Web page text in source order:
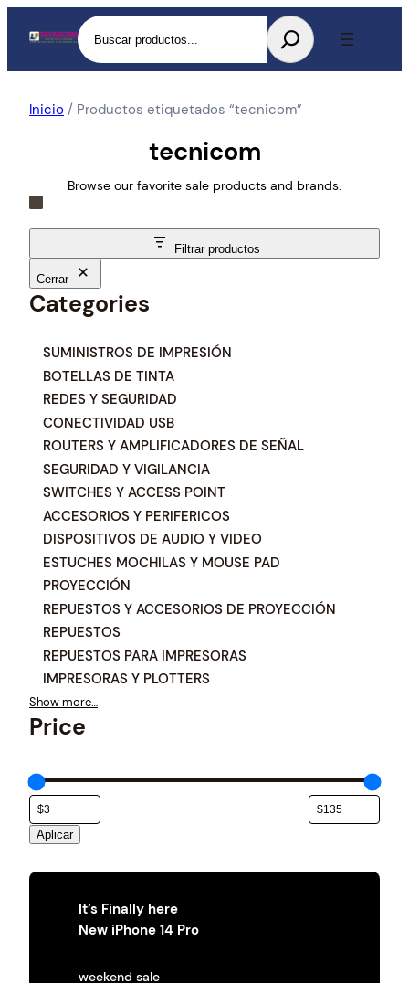
Buscar
Inicio / Productos etiquetados “tecnicom”
tecnicom
Browse our favorite sale products and brands.
Filtrar productos
Cerrar
Categories
SUMINISTROS DE IMPRESIÓN
BOTELLAS DE TINTA
REDES Y SEGURIDAD
CONECTIVIDAD USB
ROUTERS Y AMPLIFICADORES DE SEÑAL
SEGURIDAD Y VIGILANCIA
SWITCHES Y ACCESS POINT
ACCESORIOS Y PERIFERICOS
DISPOSITIVOS DE AUDIO Y VIDEO
ESTUCHES MOCHILAS Y MOUSE PAD
PROYECCIÓN
REPUESTOS Y ACCESORIOS DE PROYECCIÓN
REPUESTOS
REPUESTOS PARA IMPRESORAS
IMPRESORAS Y PLOTTERS
Show more…
Price
Aplicar
It’s Finally here
New iPhone 14 Pro
weekend sale